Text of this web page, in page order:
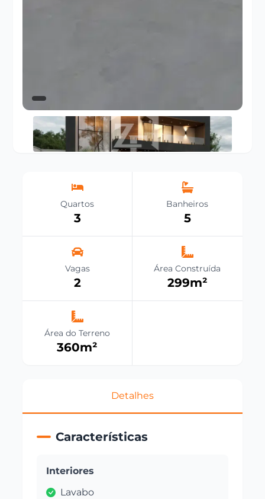
Quartos
3
Banheiros
5
Vagas
2
Área Construída
299m²
Área do Terreno
360m²
Detalhes
Características
Interiores
Lavabo